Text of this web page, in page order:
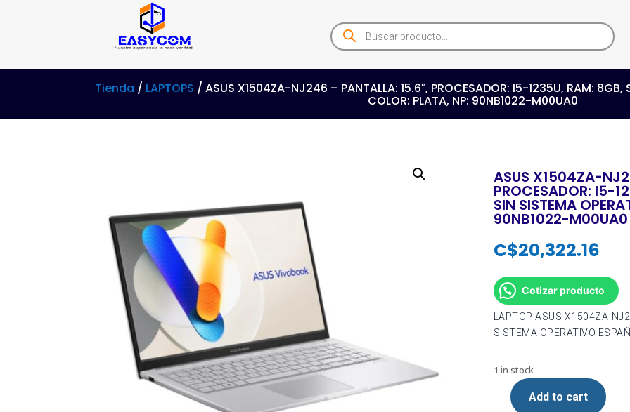
Products
search
Tienda / LAPTOPS / ASUS X1504ZA-NJ246 – PANTALLA: 15.6″, PROCESADOR: I5-1235U, RAM: 8GB,
COLOR: PLATA, NP: 90NB1022-M00UA0
ASUS X1504ZA-
PROCESADOR: I5-
SIN SISTEMA
90NB1022-M00UA0
C$20,322.16
Cotizar producto
LAPTOP ASUS X1504ZA-
SISTEMA OPERATIVO
1 in stock
ASUS
Add to cart